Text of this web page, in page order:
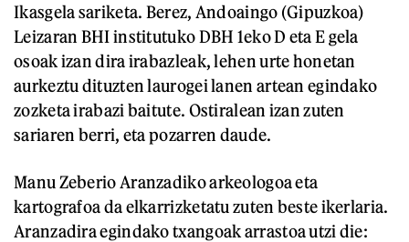
Ikasgela sariketa. Berez, Andoaingo (Gipuzkoa)
Leizaran BHI institutuko DBH 1eko D eta E gela
osoak izan dira irabazleak, lehen urte honetan
aurkeztu dituzten laurogei lanen artean egindako
zozketa irabazi baitute. Ostiralean izan zuten
sariaren berri, eta pozarren daude.
Manu Zeberio Aranzadiko arkeologoa eta
kartografoa da elkarrizketatu zuten beste ikerlaria.
Aranzadira egindako txangoak arrastoa utzi die: